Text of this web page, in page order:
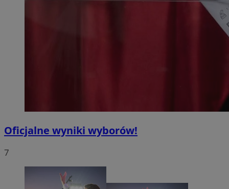
Oficjalne wyniki wyborów!
7